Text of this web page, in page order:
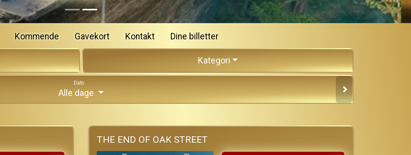
Kommende Gavekort Kontakt Dine billetter
Kategori
Dato
Alle dage
THE END OF OAK STREET